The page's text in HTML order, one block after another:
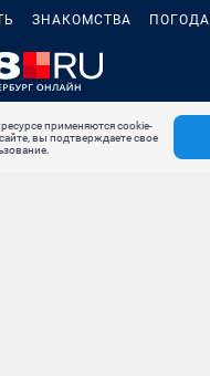
ЗНАКОМСТВА ПОГОДА
применяются cookie-
вы подтверждаете свое